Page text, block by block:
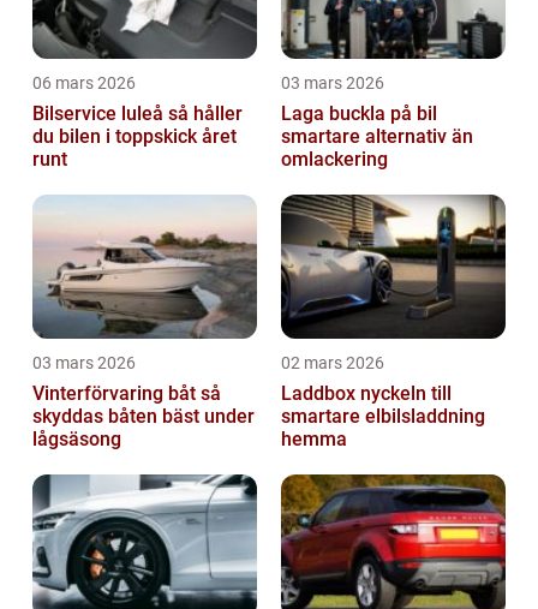
06 mars 2026
Bilservice luleå så håller
du bilen i toppskick året
runt
03 mars 2026
Laga buckla på bil
smartare alternativ än
omlackering
03 mars 2026
Vinterförvaring båt så
skyddas båten bäst under
lågsäsong
02 mars 2026
Laddbox nyckeln till
smartare elbilsladdning
hemma